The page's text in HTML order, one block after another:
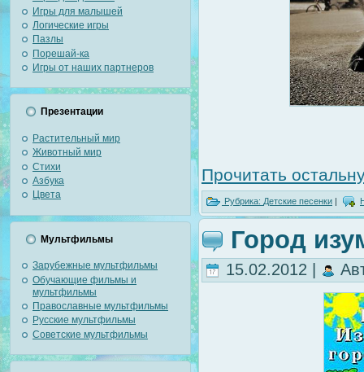
Игры для малышей
Логические игры
Пазлы
Порешай-ка
Игры от наших партнеров
Презентации
Растительный мир
Животный мир
Стихи
Азбука
Цвета
Мультфильмы
Зарубежные мультфильмы
Обучающие фильмы и
мультфильмы
Православные мультфильмы
Русские мультфильмы
Советские мультфильмы
Прочитать
Рубрика: Детские песенки
Город
15.02.2012 |